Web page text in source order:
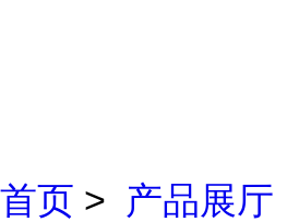
首页 > 产品展厅